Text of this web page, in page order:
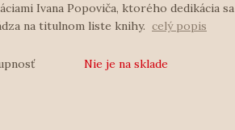
Ivana Popoviča, ktorého dedikácia sa
na titulnom liste knihy. celý popis
Nie je na sklade